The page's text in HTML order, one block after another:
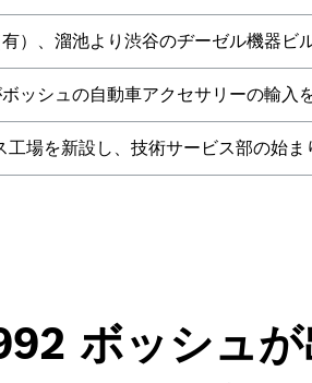
）、溜池より渋谷のヂーゼル機器ビ
ッシュの自動車アクセサリーの輸入
工場を新設し、技術サービス部の始ま
ボッシュ